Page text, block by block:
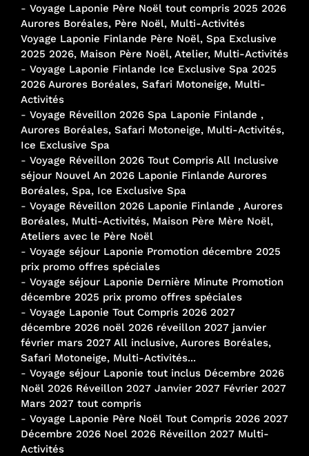
- Voyage Laponie Père Noël tout compris 2025 2026
Aurores Boréales, Père Noël, Multi-Activités
Voyage Laponie Finlande Père Noël, Spa Exclusive
2025 2026, Maison Père Noël, Atelier, Multi-Activités
- Voyage Laponie Finlande Ice Exclusive Spa 2025
2026 Aurores Boréales, Safari Motoneige, Multi-
Activités
- Voyage Réveillon 2026 Spa Laponie Finlande ,
Aurores Boréales, Safari Motoneige, Multi-Activités,
Ice Exclusive Spa
- Voyage Réveillon 2026 Tout Compris All Inclusive
séjour Nouvel An 2026 Laponie Finlande Aurores
Boréales, Spa, Ice Exclusive Spa
- Voyage Réveillon 2026 Laponie Finlande , Aurores
Boréales, Multi-Activités, Maison Père Mère Noël,
Ateliers avec le Père Noël
- Voyage séjour Laponie Promotion décembre 2025
prix promo offres spéciales
- Voyage séjour Laponie Dernière Minute Promotion
décembre 2025 prix promo offres spéciales
- Voyage Laponie Tout Compris 2026 2027
décembre 2026 noël 2026 réveillon 2027 janvier
février mars 2027 All inclusive, Aurores Boréales,
Safari Motoneige, Multi-Activités...
- Voyage séjour Laponie tout inclus Décembre 2026
Noël 2026 Réveillon 2027 Janvier 2027 Février 2027
Mars 2027 tout compris
- Voyage Laponie Père Noël Tout Compris 2026 2027
Décembre 2026 Noel 2026 Réveillon 2027 Multi-
Activités